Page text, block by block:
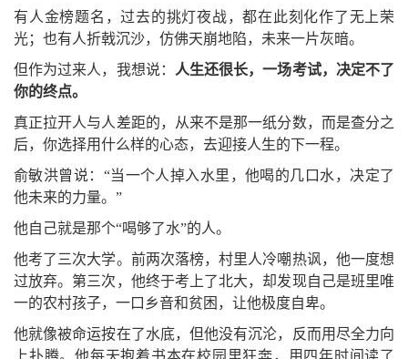
有人金榜题名，过去的挑灯夜战，都在此刻化作了无上荣
光；也有人折戟沉沙，仿佛天崩地陷，未来一片灰暗。
但作为过来人，我想说：
人生还很长，一场考试，决定不了
你的终点。
真正拉开人与人差距的，从来不是那一纸分数，而是查分之
后，你选择用什么样的心态，去迎接人生的下一程。
俞敏洪曾说：“当一个人掉入水里，他喝的几口水，决定了
他未来的力量。”
他自己就是那个“喝够了水”的人。
他考了三次大学。前两次落榜，村里人冷嘲热讽，他一度想
过放弃。第三次，他终于考上了北大，却发现自己是班里唯
一的农村孩子，一口乡音和贫困，让他极度自卑。
他就像被命运按在了水底，但他没有沉沦，反而用尽全力向
上扑腾。他每天抱着书本在校园里狂奔，用四年时间读了